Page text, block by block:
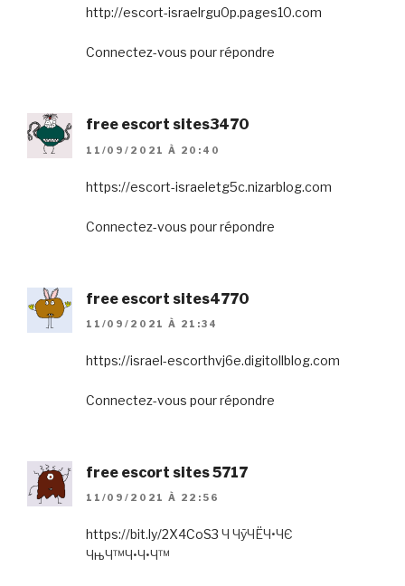
http://escort-israelrgu0p.pages10.com
Connectez-vous pour répondre
free escort sites3470
11/09/2021 À 20:40
https://escort-israeletg5c.nizarblog.com
Connectez-vous pour répondre
free escort sites4770
11/09/2021 À 21:34
https://israel-escorthvj6e.digitollblog.com
Connectez-vous pour répondre
free escort sites 5717
11/09/2021 À 22:56
https://bit.ly/2X4CoS3 Ч ЧўЧЁЧ•ЧЄ
ЧњЧ™Ч•Ч•Ч™